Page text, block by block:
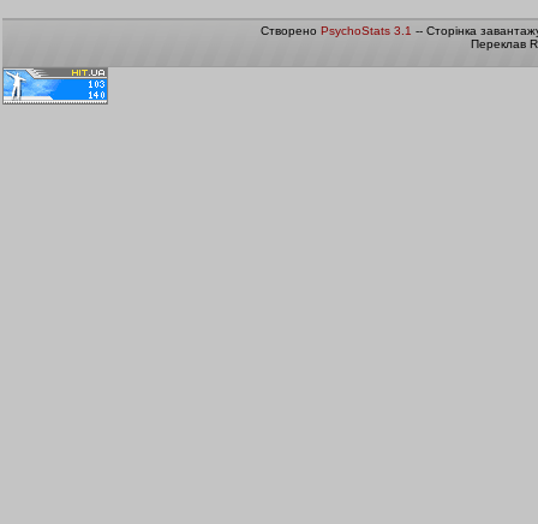
Створено PsychoStats 3.1 -- Сторінка
Переклав